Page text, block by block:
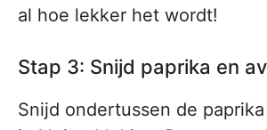
al hoe lekker het wordt!
Stap 3: Snijd paprika en
Snijd ondertussen de